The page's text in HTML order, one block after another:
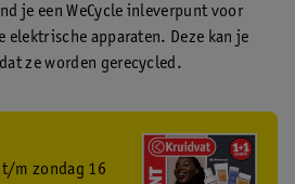
je een WeCycle inleverpunt voor
elektrische apparaten. Deze kan je
ze worden gerecycled.
t/m zondag 16